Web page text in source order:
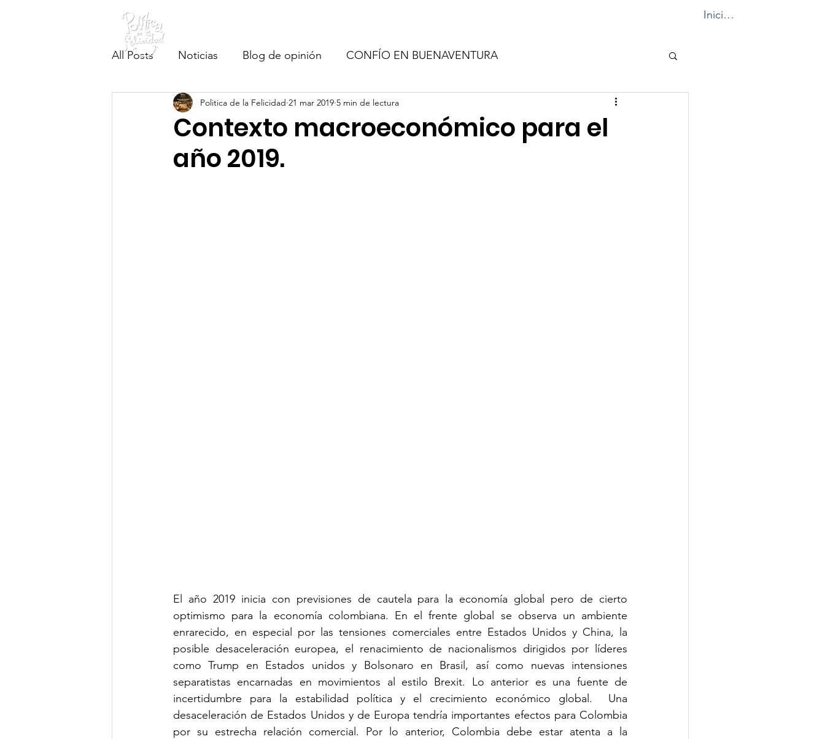
Iniciar sesión
All Posts Noticias Blog de opinión CONFÍO EN BUENAVENTURA
Contexto macroeconómico para el
año 2019.
Politica de la Felicidad 21 mar 2019 5 min de lectura
El año 2019 inicia con previsiones de cautela para la economía global pero de cierto
optimismo para la economía colombiana. En el frente global se observa un ambiente
enrarecido, en especial por las tensiones comerciales entre Estados Unidos y China, la
posible desaceleración europea, el renacimiento de nacionalismos dirigidos por líderes
como Trump en Estados unidos y Bolsonaro en Brasil, así como nuevas intensiones
separatistas encarnadas en movimientos al estilo Brexit. Lo anterior es una fuente de
incertidumbre para la estabilidad política y el crecimiento económico global.  Una
desaceleración de Estados Unidos y de Europa tendría importantes efectos para Colombia
por su estrecha relación comercial. Por lo anterior, Colombia debe estar atenta a la